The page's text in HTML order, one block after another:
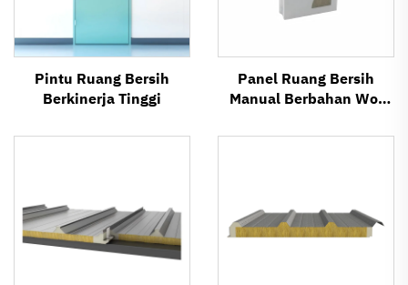
Pintu Ruang Bersih
Berkinerja Tinggi
Panel Ruang Bersih
Manual Berbahan Wol